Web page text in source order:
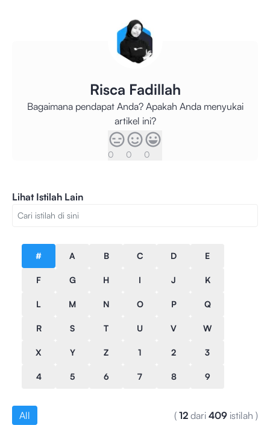
Risca Fadillah
Bagaimana pendapat Anda? Apakah Anda menyukai
artikel ini?
0 0 0
Lihat Istilah Lain
# A B C D E
F G H I J K
L M N O P Q
R S T U V W
X Y Z 1 2 3
4 5 6 7 8 9
All ( 12 dari 409 istilah )